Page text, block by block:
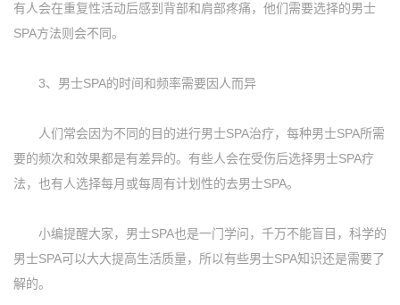
有人会在重复性活动后感到背部和肩部疼痛，他们需要选择的男士
SPA方法则会不同。
3、男士SPA的时间和频率需要因人而异
人们常会因为不同的目的进行男士SPA治疗，每种男士SPA所需
要的频次和效果都是有差异的。有些人会在受伤后选择男士SPA疗
法，也有人选择每月或每周有计划性的去男士SPA。
小编提醒大家，男士SPA也是一门学问，千万不能盲目，科学的
男士SPA可以大大提高生活质量，所以有些男士SPA知识还是需要了
解的。